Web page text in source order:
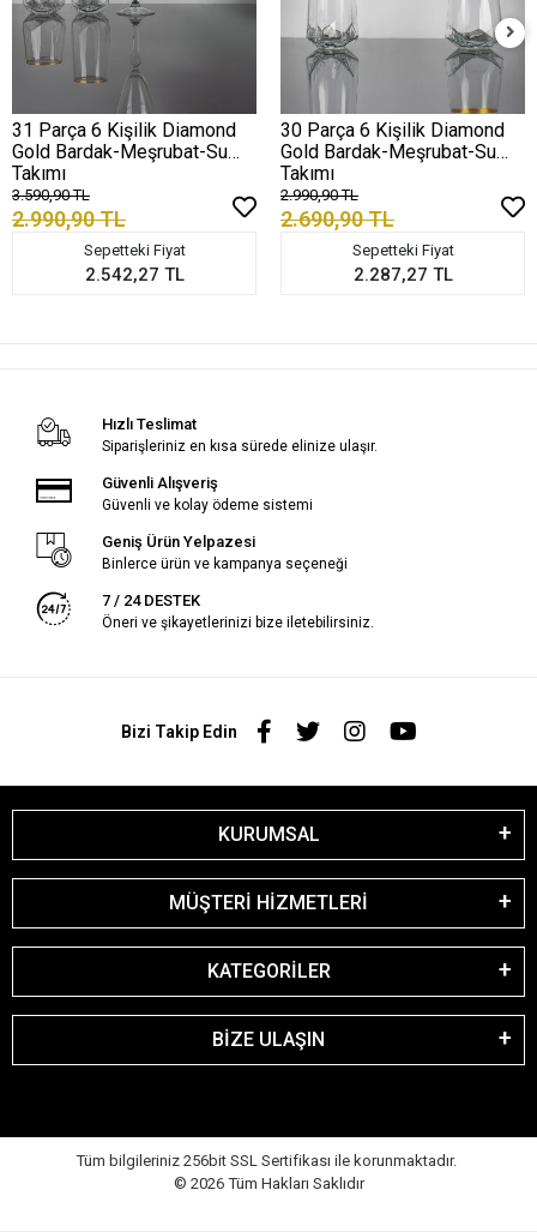
31 Parça 6 Kişilik Diamond
Gold Bardak-Meşrubat-Su
Takımı
3.590,90 TL
2.990,90 TL
Sepetteki Fiyat
2.542,27 TL
30 Parça 6 Kişilik Diamond
Gold Bardak-Meşrubat-Su
Takımı
2.990,90 TL
2.690,90 TL
Sepetteki Fiyat
2.287,27 TL
Hızlı Teslimat
Siparişleriniz en kısa sürede elinize ulaşır.
Güvenli Alışveriş
Güvenli ve kolay ödeme sistemi
Geniş Ürün Yelpazesi
Binlerce ürün ve kampanya seçeneği
7 / 24 DESTEK
Öneri ve şikayetlerinizi bize iletebilirsiniz.
Bizi Takip Edin
KURUMSAL
MÜŞTERİ HİZMETLERİ
KATEGORİLER
BİZE ULAŞIN
Tüm bilgileriniz 256bit SSL Sertifikası ile korunmaktadır.
© 2026 Tüm Hakları Saklıdır